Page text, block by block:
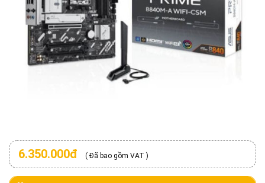
6.350.000đ ( Đã bao gồm VAT )